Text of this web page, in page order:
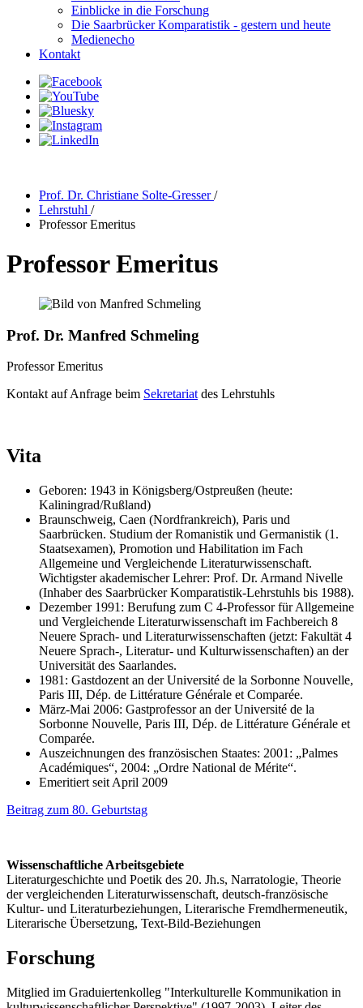
Einblicke in die Forschung
Die Saarbrücker Komparatistik - gestern und heute
Medienecho
Kontakt
Prof. Dr. Christiane Solte-Gresser/
Lehrstuhl /
Professor Emeritus
Professor Emeritus
Prof. Dr. Manfred Schmeling
Professor Emeritus
Kontakt auf Anfrage beim Sekretariat des Lehrstuhls
Vita
Geboren: 1943 in Königsberg/Ostpreußen (heute:
Kaliningrad/Rußland)
Braunschweig, Caen (Nordfrankreich), Paris und
Saarbrücken. Studium der Romanistik und Germanistik (1.
Staatsexamen), Promotion und Habilitation im Fach
Allgemeine und Vergleichende Literaturwissenschaft.
Wichtigster akademischer Lehrer: Prof. Dr. Armand Nivelle
(Inhaber des Saarbrücker Komparatistik-Lehrstuhls bis 1988).
Dezember 1991: Berufung zum C 4-Professor für Allgemeine
und Vergleichende Literaturwissenschaft im Fachbereich 8
Neuere Sprach- und Literaturwissenschaften (jetzt: Fakultät 4
Neuere Sprach-, Literatur- und Kulturwissenschaften) an der
Universität des Saarlandes.
1981: Gastdozent an der Université de la Sorbonne Nouvelle,
Paris III, Dép. de Littérature Générale et Comparée.
März-Mai 2006: Gastprofessor an der Université de la
Sorbonne Nouvelle, Paris III, Dép. de Littérature Générale et
Comparée.
Auszeichnungen des französischen Staates: 2001: „Palmes
Académiques“, 2004: „Ordre National de Mérite“.
Emeritiert seit April 2009
Beitrag zum 80. Geburtstag
Wissenschaftliche Arbeitsgebiete
Literaturgeschichte und Poetik des 20. Jh.s, Narratologie, Theorie
der vergleichenden Literaturwissenschaft, deutsch-französische
Kultur- und Literaturbeziehungen, Literarische Fremdhermeneutik,
Literarische Übersetzung, Text-Bild-Beziehungen
Forschung
Mitglied im Graduiertenkolleg "Interkulturelle Kommunikation in